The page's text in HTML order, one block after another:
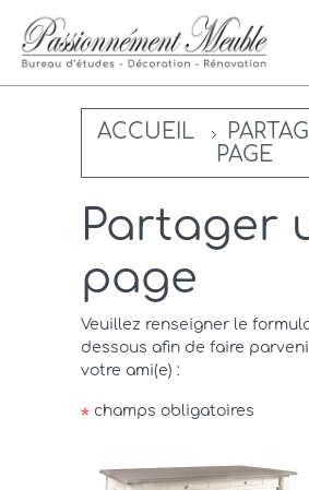
ACCUEIL
PAGE
Partager
page
Veuillez renseigner le
dessous afin de faire
votre ami(e) :
champs obligatoires